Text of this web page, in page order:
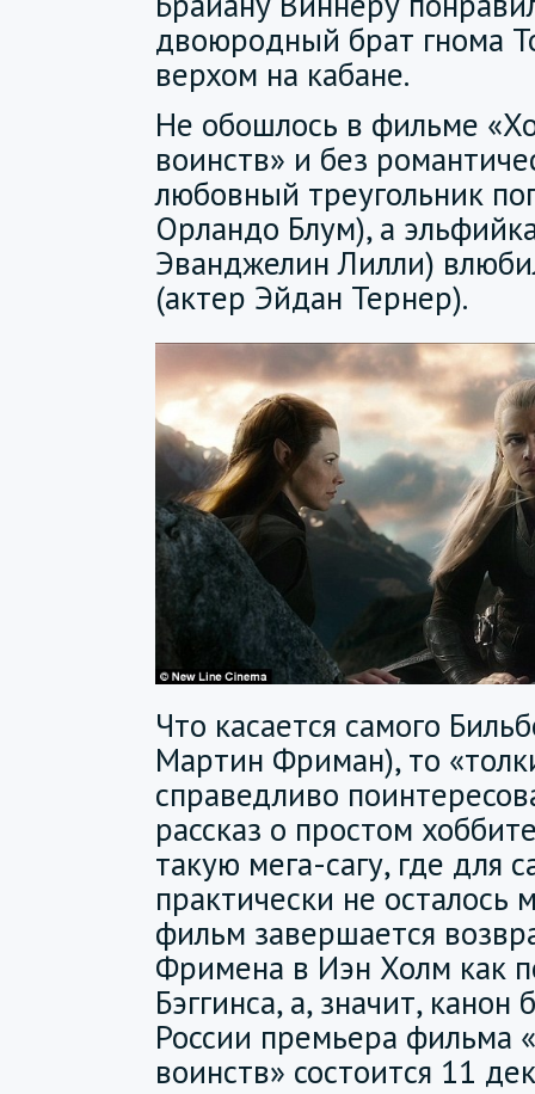
двоюродный брат гнома
верхом на кабане.
Не обошлось в фильме
воинств» и без
любовный треугольник
Орландо Блум), а
Эванджелин Лилли)
(актер Эйдан Тернер).
Что касается самого
Мартин Фриман), то
справедливо
рассказ о простом
такую мега-сагу, где для
практически не осталось
фильм завершается
Фримена в Иэн Холм как
Бэггинса, а, значит,
России премьера фильма
воинств» состоится 11